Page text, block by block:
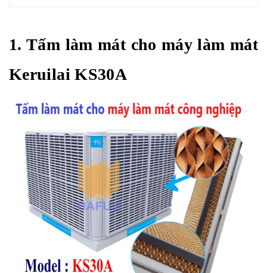
1. Tấm làm mát cho máy làm mát
Keruilai KS30A